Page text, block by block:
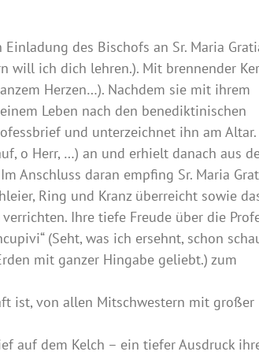
des Bischofs an Sr. Maria
will ich dich lehren.). Mit brennender
Herzen…). Nachdem sie mit ihrem
Leben nach den benediktinischen
und unterzeichnet ihn am Altar.
o Herr, …) an und erhielt danach aus
Anschluss daran empfing Sr. Maria
Ring und Kranz überreicht sowie
Ihre tiefe Freude über die
(Seht, was ich ersehnt, schon
mit ganzer Hingabe geliebt.) zum
ist, von allen Mitschwestern mit großer
auf dem Kelch – ein tiefer Ausdruck